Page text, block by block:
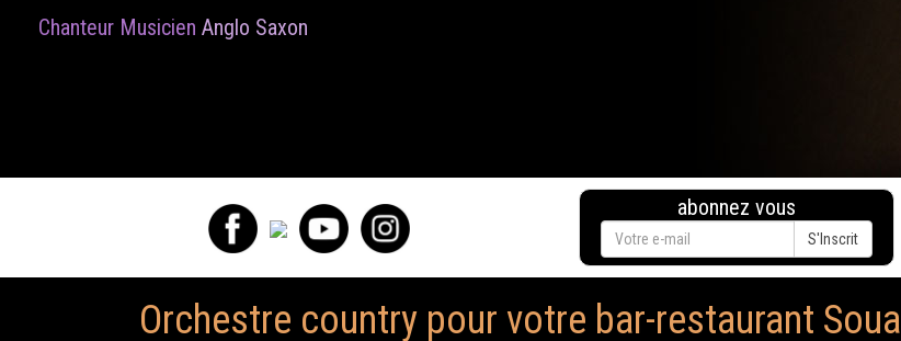
Chanteur Musicien Anglo Saxon
abonnez vous
S'Inscrit
Orchestre country pour votre bar-restaurant Soual